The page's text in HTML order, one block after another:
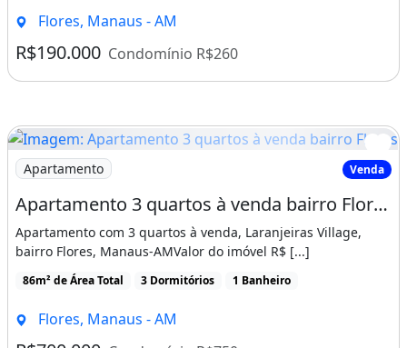
Flores, Manaus - AM
R$190.000 Condomínio R$260
Imagem: Apartamento 3 quartos à venda bairro Flores
Apartamento Venda
Apartamento 3 quartos à venda bairro Flores, Manaus
Apartamento com 3 quartos à venda, Laranjeiras Village,
bairro Flores, Manaus-AMValor do imóvel R$ [...]
86m² de Área Total 3 Dormitórios 1 Banheiro
Flores, Manaus - AM